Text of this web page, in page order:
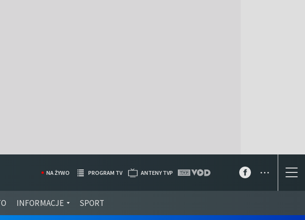
INFORMACJE SPORT
NA ŻYWO PROGRAM TV ANTENY TVP ...